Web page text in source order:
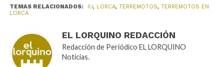
TEMAS RELACIONADOS: IU, LORCA, TERREMOTOS, TERREMOTOS EN
LORCA
EL LORQUINO REDACCIÓN
Redacción de Periódico EL LORQUINO
Noticias.